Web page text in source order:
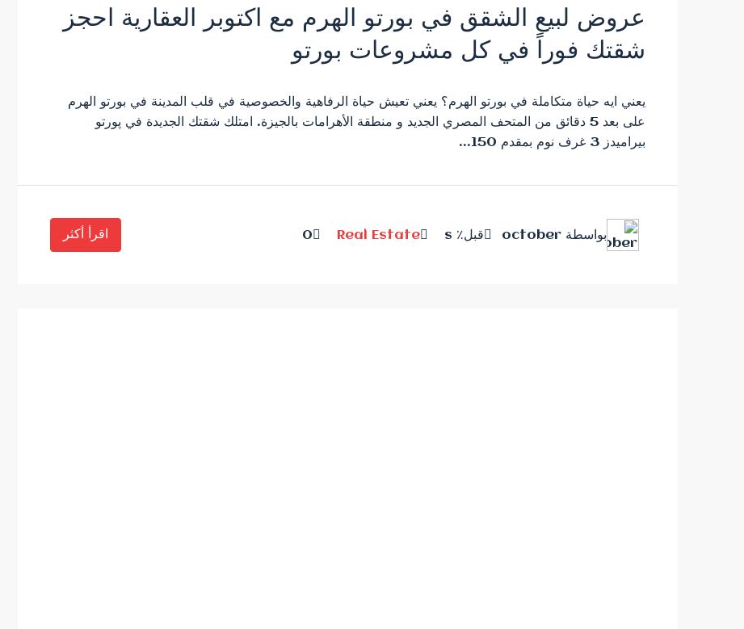
عروض لبيع الشقق في بورتو الهرم مع اكتوبر العقارية احجز
شقتك فوراً في كل مشروعات بورتو
يعني ايه حياة متكاملة في بورتو الهرم؟ يعني تعيش حياة الرفاهية والخصوصية في قلب المدينة في بورتو الهرم
على بعد 5 دقائق من المتحف المصري الجديد و منطقة الأهرامات بالجيزة. امتلك شقتك الجديدة في پورتو
بيراميدز 3 غرف نوم بمقدم 150...
بواسطة october قبل٪ s Real Estate
0 اقرأ أكثر